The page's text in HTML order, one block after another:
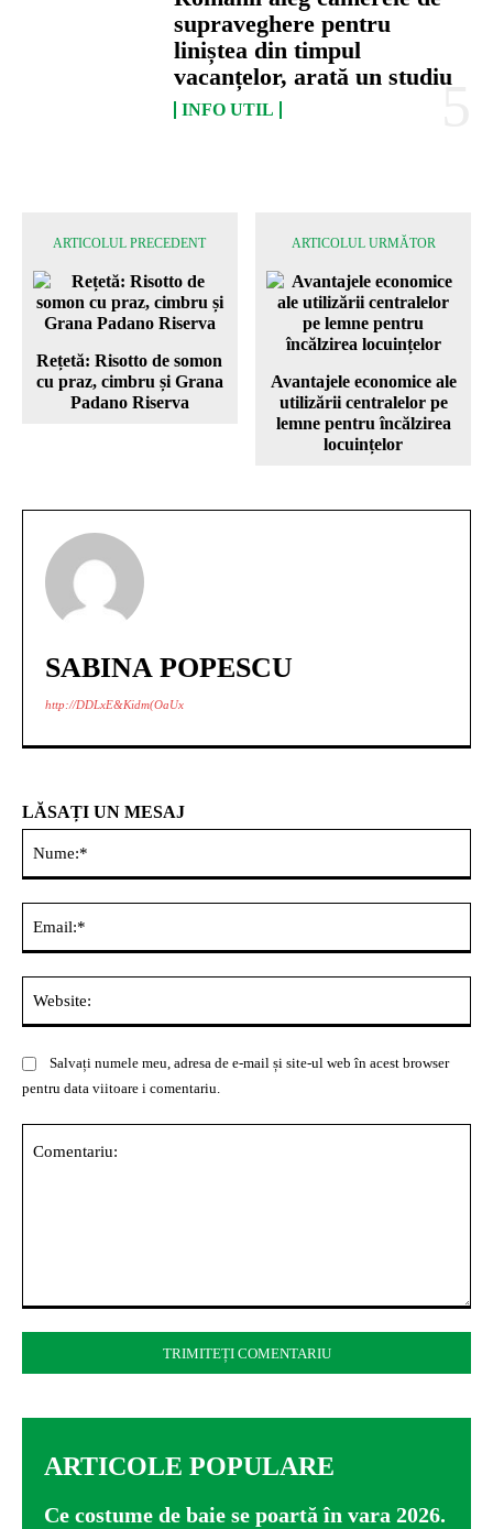
supraveghere pentru
liniștea din timpul
vacanțelor, arată un studiu
INFO UTIL
ARTICOLUL PRECEDENT
Rețetă: Risotto de somon
cu praz, cimbru și Grana
Padano Riserva
ARTICOLUL URMĂTOR
Avantajele economice ale
utilizării centralelor pe
lemne pentru încălzirea
locuințelor
SABINA POPESCU
http://DDLxE&Kidm(OaUx
LĂSAȚI UN MESAJ
Salvați numele meu, adresa de e-mail și site-ul web în acest browser
pentru data viitoare i comentariu.
ARTICOLE POPULARE
Ce costume de baie se poartă în vara 2026.